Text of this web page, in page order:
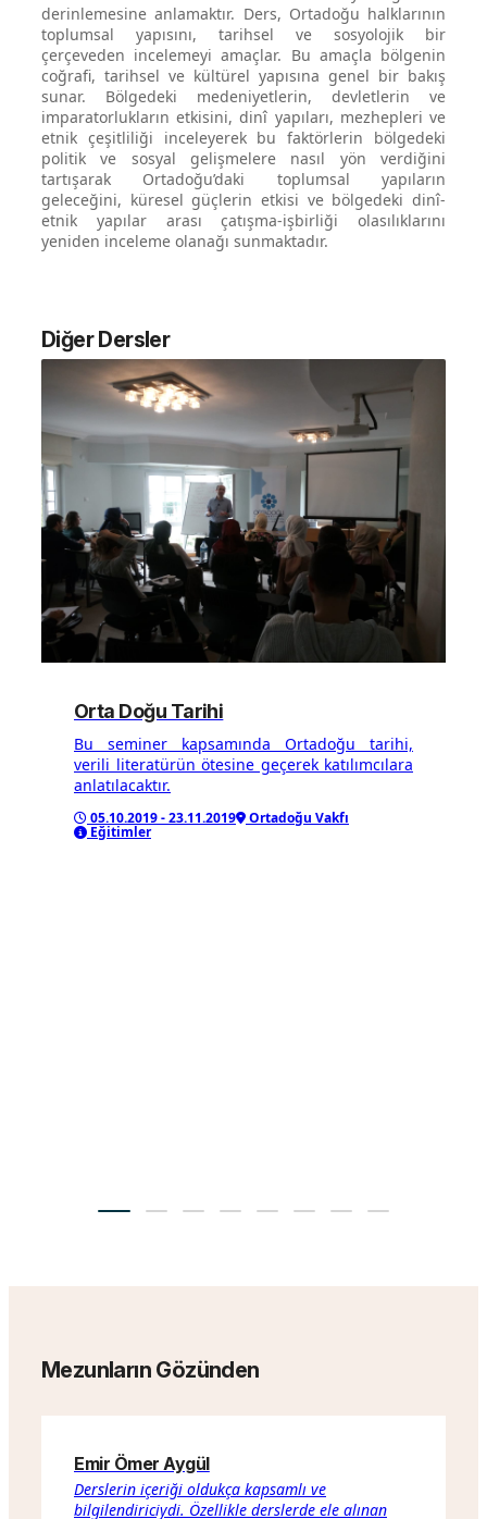
derinlemesine anlamaktır. Ders, Ortadoğu halklarının
toplumsal yapısını, tarihsel ve sosyolojik bir
çerçeveden incelemeyi amaçlar. Bu amaçla bölgenin
coğrafi, tarihsel ve kültürel yapısına genel bir bakış
sunar. Bölgedeki medeniyetlerin, devletlerin ve
imparatorlukların etkisini, dinî yapıları, mezhepleri ve
etnik çeşitliliği inceleyerek bu faktörlerin bölgedeki
politik ve sosyal gelişmelere nasıl yön verdiğini
tartışarak Ortadoğu’daki toplumsal yapıların
geleceğini, küresel güçlerin etkisi ve bölgedeki dinî-
etnik yapılar arası çatışma-işbirliği olasılıklarını
yeniden inceleme olanağı sunmaktadır.
Diğer Dersler
Orta Doğu Tarihi
Bu seminer kapsamında Ortadoğu tarihi,
verili literatürün ötesine geçerek katılımcılara
anlatılacaktır.
05.10.2019 - 23.11.2019 Ortadoğu Vakfı
Eğitimler
Mezunların Gözünden
Emir Ömer Aygül
Derslerin içeriği oldukça kapsamlı ve
bilgilendiriciydi. Özellikle derslerde ele alınan